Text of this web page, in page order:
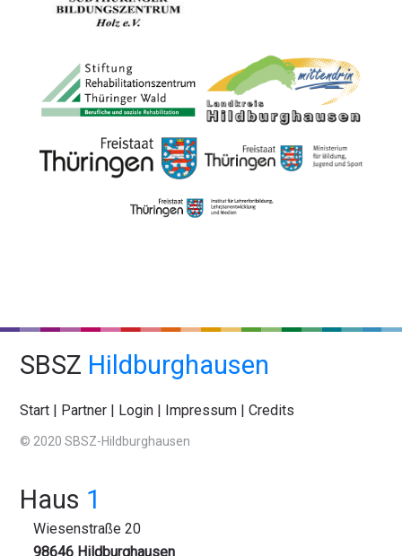
SBSZ Hildburghausen
Start | Partner | Login | Impressum |Credits
© 2020 SBSZ-Hildburghausen
Haus 1
Wiesenstraße 20
98646 Hildburghausen